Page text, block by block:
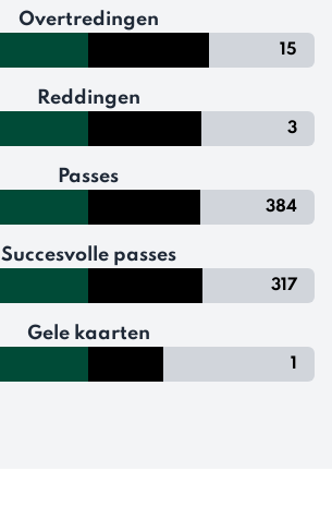
Overtredingen
15
Reddingen
3
Passes
384
Succesvolle passes
317
Gele kaarten
1